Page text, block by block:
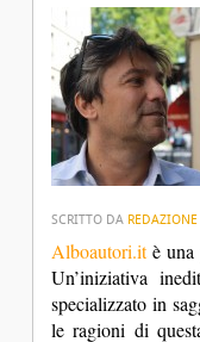
SCRITTO DA REDAZIONE
Alboautori.itè una
Un’iniziativa
specializzato in
le ragioni di